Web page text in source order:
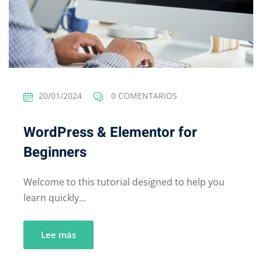
20/01/2024 0 COMENTARIOS
WordPress & Elementor for
Beginners
Welcome to this tutorial designed to help you
learn quickly...
Lee más